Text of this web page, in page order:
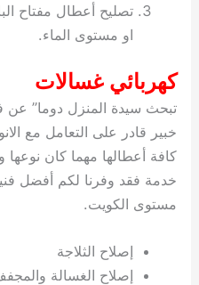
تصليح أعطال مفتاح
او مستوى الماء.
كهربائي غسالات
تبحث سيدة المنزل دوما” عن
خبير قادر على التعامل مع
كافة أعطالها مهما كان نوعها
خدمة فقد وفرنا لكم أفضل
مستوى الكويت.
إصلاح الثلاجة
إصلاح الغسالة